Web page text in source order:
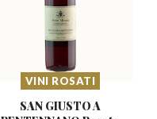
VINI ROSATI
SAN GIUSTO A